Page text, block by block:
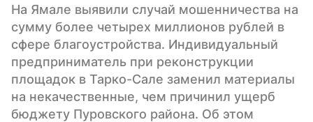
На Ямале выявили случай мошенничества на
сумму более четырех миллионов рублей в
сфере благоустройства. Индивидуальный
предприниматель при реконструкции
площадок в Тарко-Сале заменил материалы
на некачественные, чем причинил ущерб
бюджету Пуровского района. Об этом